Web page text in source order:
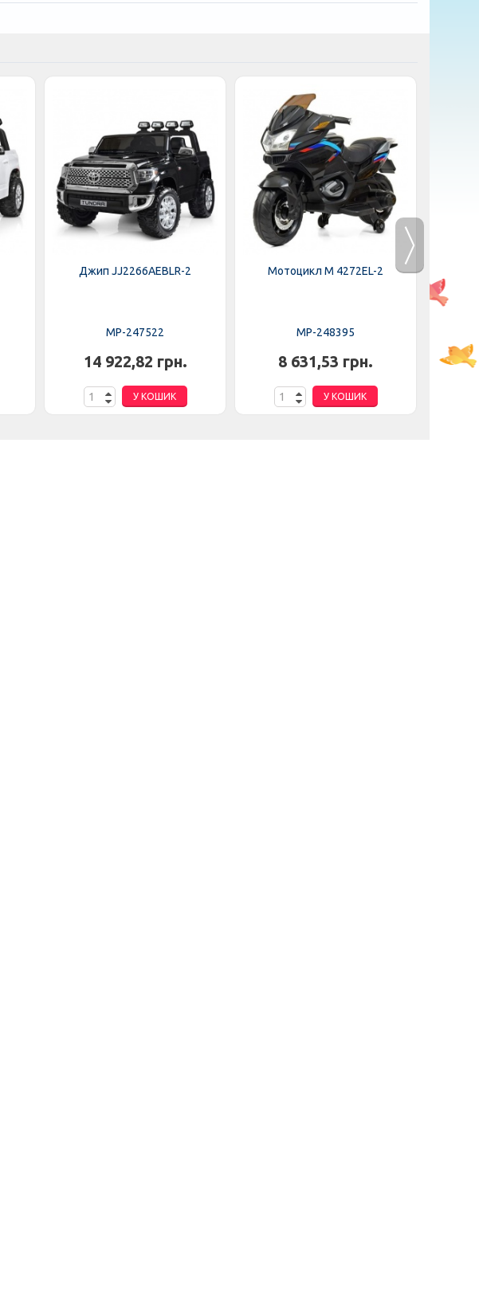
Джип JJ2266AEBLR-2
MP-247522
14 922,82 грн.
У КОШИК
Мотоцикл M 4272EL-2
MP-248395
8 631,53 грн.
У КОШИК